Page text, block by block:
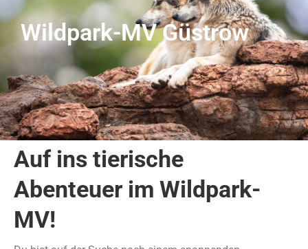
Wildpark-MV Güstrow
Auf ins tierische
Abenteuer im Wildpark-
MV!